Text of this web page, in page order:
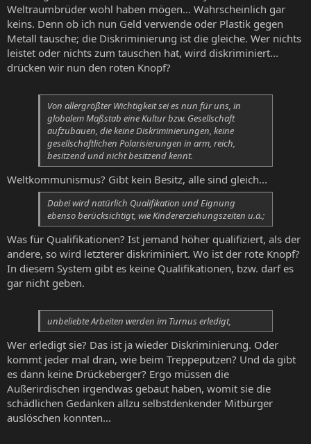
Weltraumbrüder wohl haben mögen... Wahrscheinlich gar
keins. Denn ob ich nun Geld verwende oder Plastik gegen
Metall tausche; die Diskriminierung ist die gleiche. Wer nichts
leistet oder nichts zum tauschen hat, wird diskriminiert...
drücken wir nun den roten Knopf?
Von allergrößter Wichtigkeit sei es nun für uns, in
globalem Maßstab eine Kultur bzw. Gesellschaft
aufzubauen, die keine Diskriminierungen, keine
gesellschaftlichen Polarisierungen in arm, reich,
besitzend und nicht besitzend kennt.
Weltkommunismus? Gibt kein Besitz, alle sind gleich...
Dabei wird natürlich Qualifikation und Eignung
ebenso berücksichtigt, wie Kindererziehungszeiten u.ä.;
Was für Qualifikationen? Ist jemand höher qualifiziert, als der
andere, so wird letzterer diskriminiert. Wo ist der rote Knopf?
In diesem System gibt es keine Qualifikationen, bzw. darf es
gar nicht geben.
unbeliebte Arbeiten werden im Turnus erledigt,
Wer erledigt sie? Das ist ja wieder Diskriminierung. Oder
kommt jeder mal dran, wie beim Treppeputzen? Und da gibt
es dann keine Drückeberger? Ergo müssen die
Außerirdischen irgendwas gebaut haben, womit sie die
schädlichen Gedanken allzu selbstdenkender Mitbürger
auslöschen konnten...